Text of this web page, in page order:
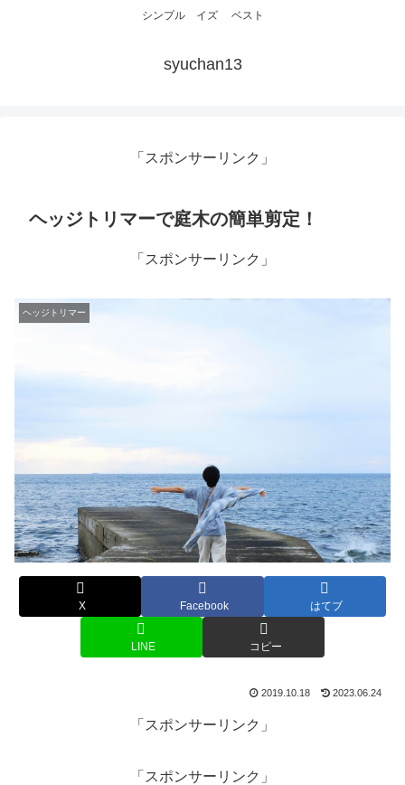
シンプル イズ ベスト
syuchan13
「スポンサーリンク」
ヘッジトリマーで庭木の簡単剪定！
「スポンサーリンク」
ヘッジトリマー
X Facebook はてブ
LINE コピー
2019.10.18 2023.06.24
「スポンサーリンク」
「スポンサーリンク」